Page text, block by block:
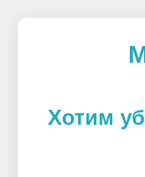
Хотим